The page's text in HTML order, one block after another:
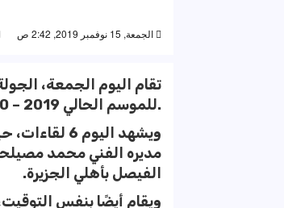
الجمعة, 15 نوفمبر 2019, 2:42 ص
تقام اليوم الجمعة،
للموسم الحالي 2019 – 2020.
ويشهد اليوم
مديره الفني محمد
الفيصل بأهلي الجزيرة.